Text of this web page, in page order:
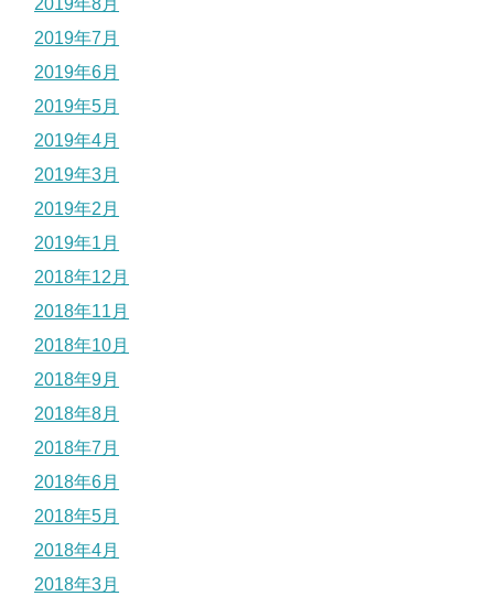
2019年7月
2019年6月
2019年5月
2019年4月
2019年3月
2019年2月
2019年1月
2018年12月
2018年11月
2018年10月
2018年9月
2018年8月
2018年7月
2018年6月
2018年5月
2018年4月
2018年3月